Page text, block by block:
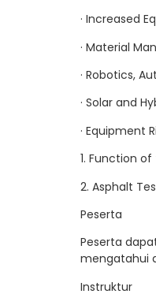
· Increased
· Material
· Robotics,
· Solar and
· Equipment
1. Function
2. Asphalt
Peserta
Peserta
mengatahui
Instruktur